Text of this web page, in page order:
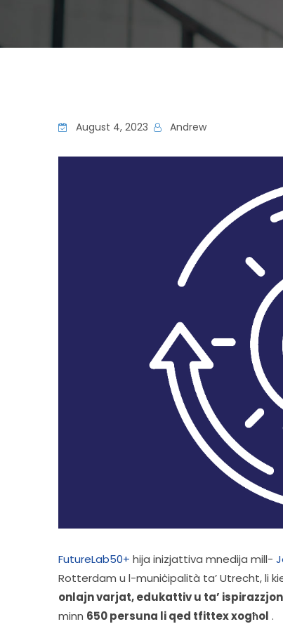
August 4, 2023 Andrew
FutureLab50+ hija inizjattiva mnedija mill-
Rotterdam u l-muniċipalità ta’ Utrecht, li
onlajn varjat, edukattiv u ta’
minn 650 persuna li qed tfittex xogħol .